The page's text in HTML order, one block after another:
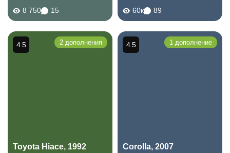
8 750
15
60к
89
Toyota Hiace, 1992
4.5 2 дополнения
Corolla, 2007
4.5 1 дополнение